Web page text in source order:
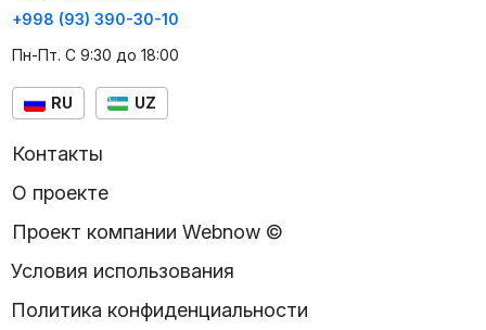
+998 (93) 390-30-10
Пн-Пт. С 9:30 до 18:00
RU UZ
Контакты
О проекте
Проект компании Webnow ©
Условия использования
Политика конфиденциальности